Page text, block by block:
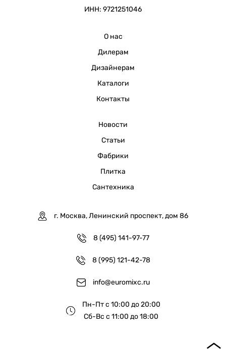
ИНН: 9721251046
О нас
Дилерам
Дизайнерам
Каталоги
Контакты
Новости
Статьи
Фабрики
Плитка
Сантехника
г. Москва, Ленинский проспект, дом 86
8 (495) 141-97-77
8 (995) 121-42-78
info@euromixc.ru
Пн-Пт с 10:00 до 20:00
Сб-Вс с 11:00 до 18:00